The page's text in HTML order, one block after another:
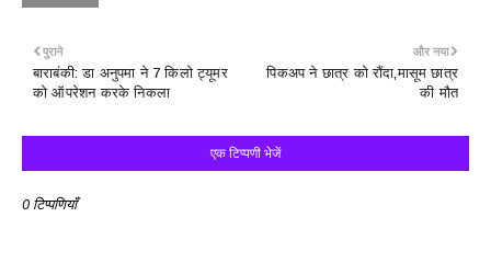
और नया
पिकअप ने छात्र को रौंदा,मासूम छात्र
की मौत
पुराने
बाराबंकी: डा अनुपमा ने 7 किलो ट्यूमर
को ऑपरेशन करके निकला
एक टिप्पणी भेजें
0 टिप्पणियाँ